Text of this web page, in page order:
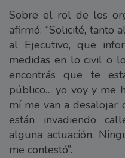
Sobre el rol de los
afirmó: “Solicité, tanto
al Ejecutivo, que
medidas en lo civil o
encontrás que te
público… yo voy y me
mí me van a desalojar
están invadiendo
alguna actuación.
me contestó”.